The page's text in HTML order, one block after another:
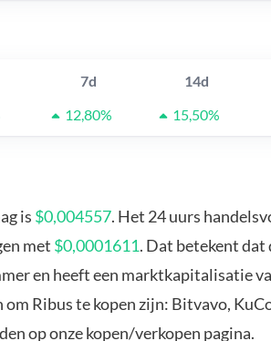
7d 14d
12,80% 15,50%
is $0,004557. Het 24 uurs
met $0,0001611. Dat betekent dat
en heeft een marktkapitalisatie
Ribus te kopen zijn: Bitvavo,
op onze kopen/verkopen pagina.